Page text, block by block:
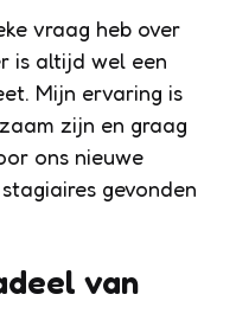
vraag heb over
is altijd wel een
Mijn ervaring is
zijn en graag
ons nieuwe
gevonden
van